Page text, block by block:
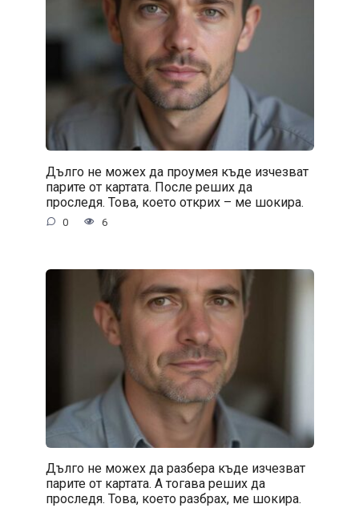
Дълго не можех да проумея къде изчезват
парите от картата. После реших да
проследя. Това, което открих – ме шокира.
0 6
Дълго не можех да разбера къде изчезват
парите от картата. А тогава реших да
проследя. Това, което разбрах, ме шокира.